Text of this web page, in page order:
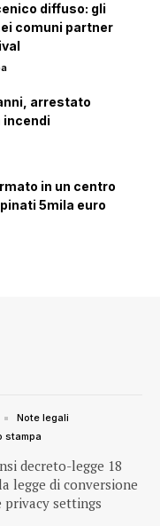
diffuso: gli
comuni partner
arrestato
incendi
in un centro
5mila euro
decreto-legge 18
legge di conversione
privacy settings
Note legali
stampa